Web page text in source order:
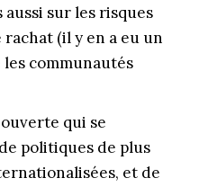
sur les risques
(il y en a eu un
communautés
qui se
politiques de plus
et de